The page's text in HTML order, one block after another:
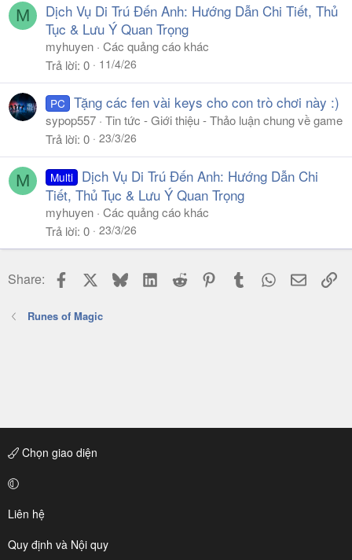
M
Dịch Vụ Di Trú Đến Anh: Hướng Dẫn Chi Tiết, Thủ
Tục & Lưu Ý Quan Trọng
myhuyen Các quảng cáo khác
Trả lời 0 11/4/26
PC Tặng các fen vài keys cho con trò chơi này :)
sypop557 Tin tức - Giới thiệu - Thảo luận chung về game
Trả lời 0 23/3/26
M Multi
Dịch Vụ Di Trú Đến Anh: Hướng Dẫn Chi
Tiết, Thủ Tục & Lưu Ý Quan Trọng
myhuyen Các quảng cáo khác
Trả lời 0 23/3/26
Share: Facebook BlueskyLinkedIn
Reddit PinterestTumblr WhatsApp
Email
Runes of Magic
Chọn giao diện
Liên hệ
Quy định và Nội quy